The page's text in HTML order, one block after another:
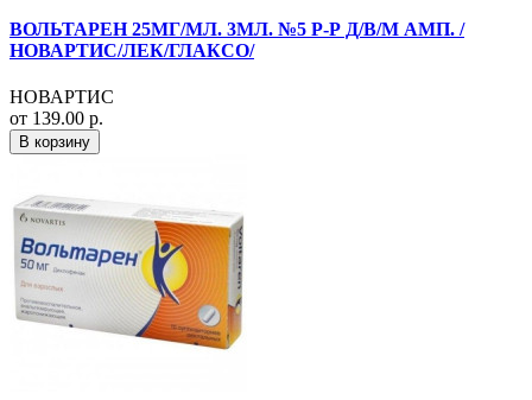
ВОЛЬТАРЕН 25МГ/МЛ. 3МЛ. №5 Р-Р Д/В/М АМП. /
НОВАРТИС/ЛЕК/ГЛАКСО/
НОВАРТИС
от 139.00 р.
В корзину